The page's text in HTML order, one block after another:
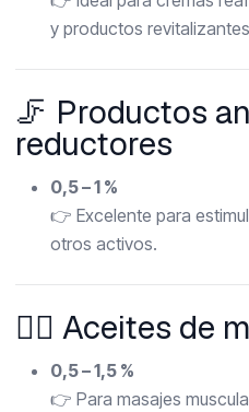
y productos
🦵 Productos
reductores
0,5 – 1 %
👉 Excelente para
otros activos.
💆‍♂️ Aceites de
0,5 – 1,5 %
👉 Para masajes